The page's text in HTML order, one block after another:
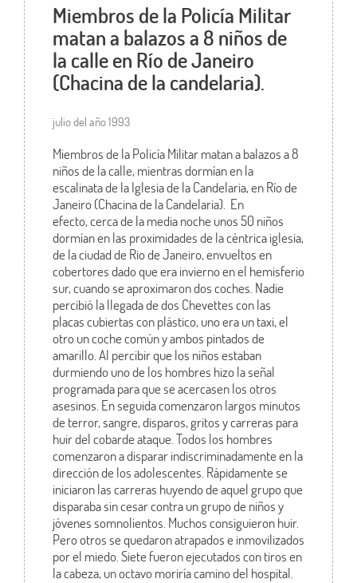
Miembros de la Policía Militar
matan a balazos a 8 niños de
la calle en Río de Janeiro
(Chacina de la candelaria).
julio del año 1993
Miembros de la Policía Militar matan a balazos a 8
niños de la calle, mientras dormían en la
escalinata de la Iglesia de la Candelaria, en Río de
Janeiro (Chacina de la Candelaria). En
efecto,cerca de la media noche unos 50 niños
dormían en las proximidades de la céntrica iglesia,
de la ciudad de Rio de Janeiro, envueltos en
cobertores dado que era invierno en el hemisferio
sur, cuando se aproximaron dos coches. Nadie
percibió la llegada de dos Chevettes con las
placas cubiertas con plástico, uno era un taxi, el
otro un coche común y ambos pintados de
amarillo. Al percibir que los niños estaban
durmiendo uno de los hombres hizo la señal
programada para que se acercasen los otros
asesinos. En seguida comenzaron largos minutos
de terror, sangre, disparos, gritos y carreras para
huir del cobarde ataque. Todos los hombres
comenzaron a disparar indiscriminadamente en la
dirección de los adolescentes. Rápidamente se
iniciaron las carreras huyendo de aquel grupo que
disparaba sin cesar contra un grupo de niños y
jóvenes somnolientos. Muchos consiguieron huir.
Pero otros se quedaron atrapados e inmovilizados
por el miedo. Siete fueron ejecutados con tiros en
la cabeza, un octavo moriría camino del hospital.